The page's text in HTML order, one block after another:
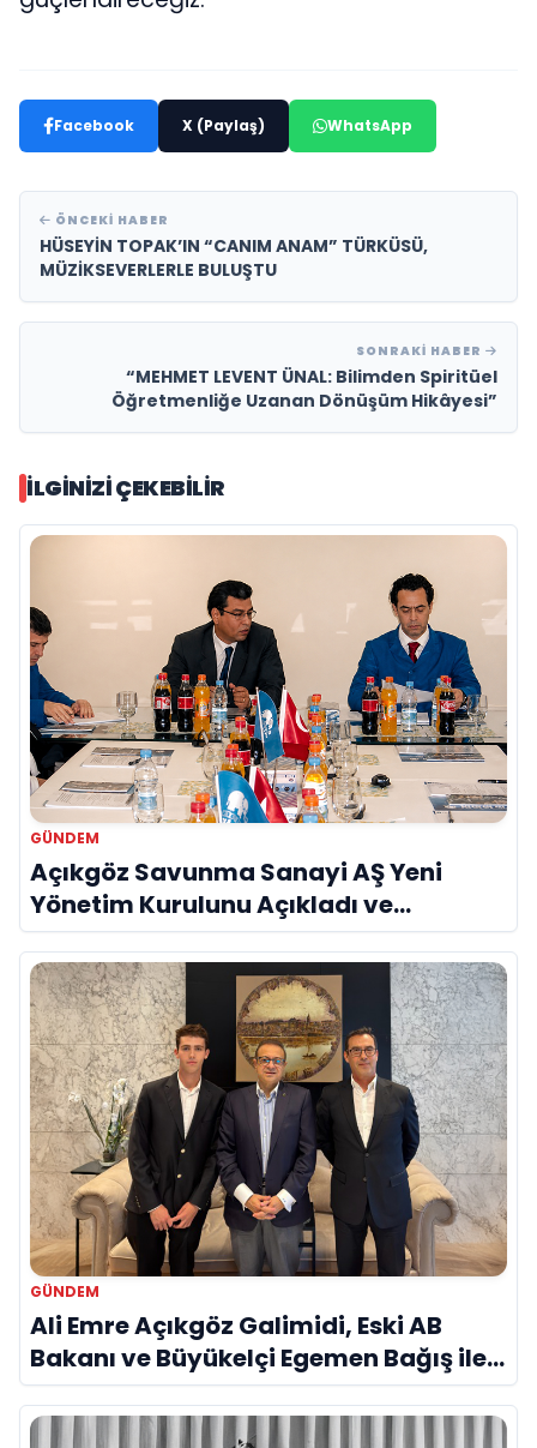
Facebook X (Paylaş) WhatsApp
ÖNCEKI HABER
HÜSEYİN TOPAK’IN “CANIM ANAM” TÜRKÜSÜ,
MÜZİKSEVERLERLE BULUŞTU
SONRAKI HABER
“MEHMET LEVENT ÜNAL: Bilimden Spiritüel
Öğretmenliğe Uzanan Dönüşüm Hikâyesi”
İLGINIZI ÇEKEBILIR
GÜNDEM
Açıkgöz Savunma Sanayi AŞ Yeni
Yönetim Kurulunu Açıkladı ve
Savunma Sanayinde Küresel Vizyon
Vurgusu
GÜNDEM
Ali Emre Açıkgöz Galimidi, Eski AB
Bakanı ve Büyükelçi Egemen Bağış ile
Bir Araya Geldi